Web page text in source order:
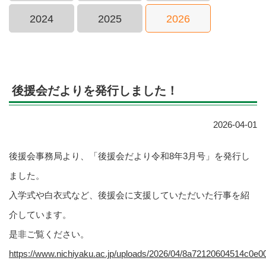
2024 2025 2026
後援会だよりを発行しました！
2026-04-01
後援会事務局より、「後援会だより令和8年3月号」を発行し
ました。
入学式や白衣式など、後援会に支援していただいた行事を紹
介しています。
是非ご覧ください。
https://www.nichiyaku.ac.jp/uploads/2026/04/